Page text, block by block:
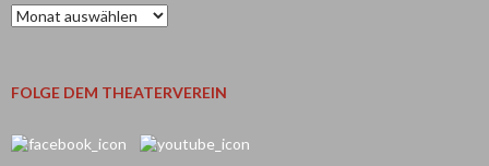
Archiv
FOLGE DEM THEATERVEREIN